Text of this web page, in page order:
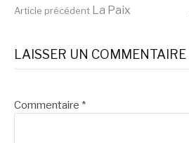
Lire
la
suite
Article précédent La Paix
LAISSER UN COMMENTAIRE
Commentaire *